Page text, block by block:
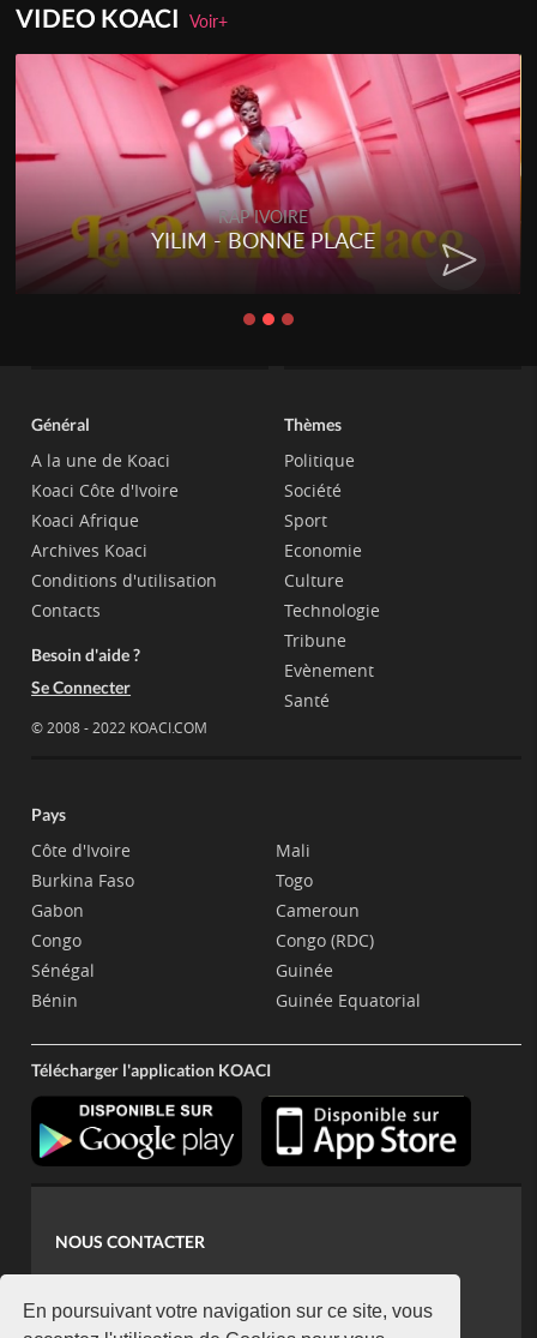
En poursuivant votre navigation sur ce site, vous
VIDEO KOACIVoir+
RAP IVOIRE
YILIM - BONNE PLACE
Général
A la une de Koaci
Koaci Côte d'Ivoire
Koaci Afrique
Archives Koaci
Conditions d'utilisation
Contacts
Besoin d'aide ?
Se Connecter
© 2008 - 2022 KOACI.COM
Thèmes
Politique
Société
Sport
Economie
Culture
Technologie
Tribune
Evènement
Santé
Pays
Côte d'Ivoire
Burkina Faso
Gabon
Congo
Sénégal
Bénin
Mali
Togo
Cameroun
Congo (RDC)
Guinée
Guinée Equatorial
Télécharger l'application KOACI
NOUS CONTACTER
koaci@yahoo.fr